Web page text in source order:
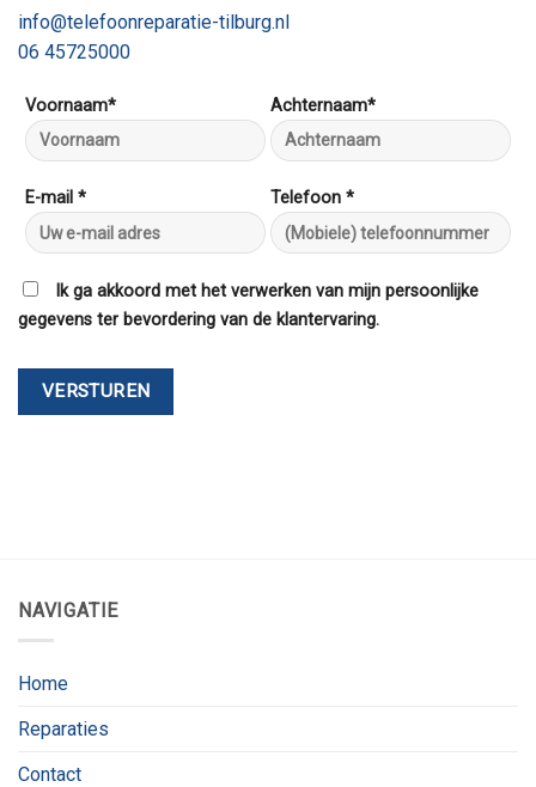
info@telefoonreparatie-tilburg.nl
06 45725000
Voornaam* Achternaam*
E-mail * Telefoon *
Ik ga akkoord met het verwerken van mijn persoonlijke
gegevens ter bevordering van de klantervaring.
NAVIGATIE
Home
Reparaties
Contact